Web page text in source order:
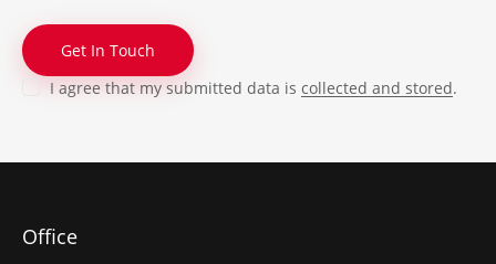
I agree that my submitted data iscollected and stored.
Office